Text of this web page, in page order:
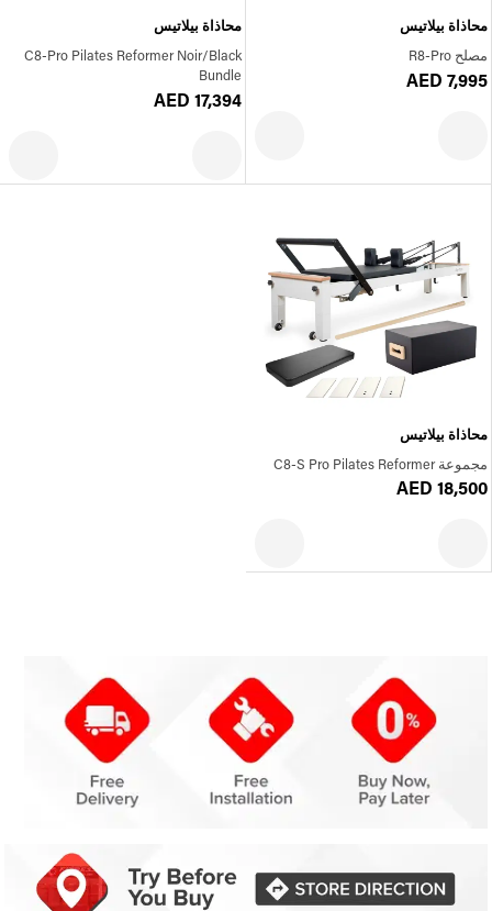
محاذاة بيلاتيس
مصلح R8-Pro
AED 7,995
محاذاة بيلاتيس
C8-Pro Pilates Reformer Noir/Black
Bundle
AED 17,394
محاذاة بيلاتيس
مجموعة C8-S Pro Pilates Reformer
AED 18,500